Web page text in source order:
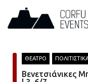
ΘΕΑΤΡΟ
Βενετσιάνικες